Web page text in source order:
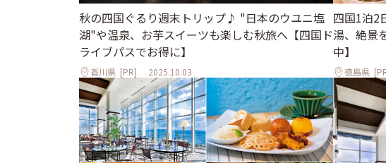
秋の四国ぐるり週末トリップ♪ "日本のウユニ塩
湖"や温泉、お芋スイーツも楽しむ秋旅へ【四国ド
ライブパスでお得に】
香川県 [PR] 2025.10.03
四国1泊2
湯、絶景
中】
徳島県